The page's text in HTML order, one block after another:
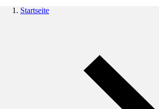
Startseite